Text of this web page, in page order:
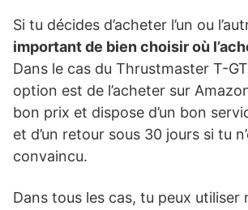
Si tu décides d’acheter l’un ou
important de bien choisir où
Dans le cas du Thrustmaster T-
option est de l’acheter sur
bon prix et dispose d’un bon
et d’un retour sous 30 jours si tu
convaincu.
Dans tous les cas, tu peux utiliser